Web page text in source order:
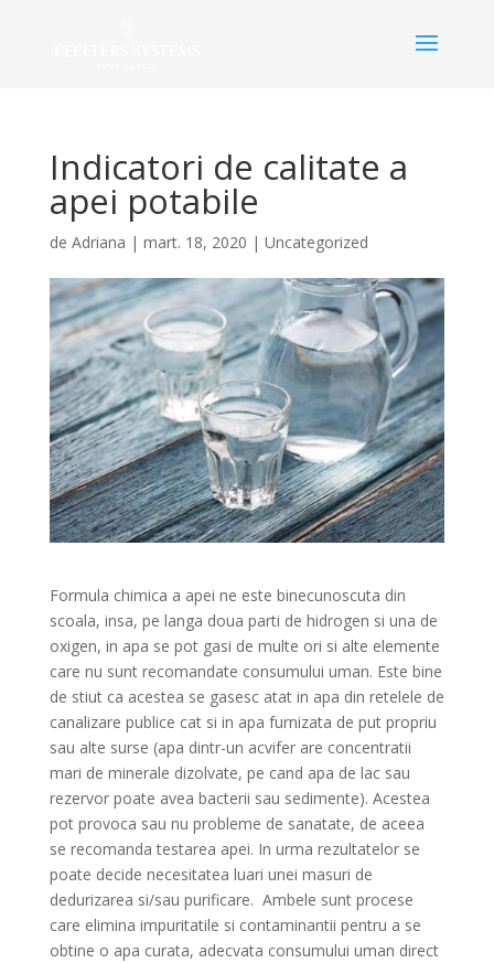
Indicatori de calitate a
apei potabile
de Adriana | mart. 18, 2020 | Uncategorized
Formula chimica a apei ne este binecunoscuta din
scoala, insa, pe langa doua parti de hidrogen si una de
oxigen, in apa se pot gasi de multe ori si alte elemente
care nu sunt recomandate consumului uman. Este bine
de stiut ca acestea se gasesc atat in apa din retelele de
canalizare publice cat si in apa furnizata de put propriu
sau alte surse (apa dintr-un acvifer are concentratii
mari de minerale dizolvate, pe cand apa de lac sau
rezervor poate avea bacterii sau sedimente). Acestea
pot provoca sau nu probleme de sanatate, de aceea
se recomanda testarea apei. In urma rezultatelor se
poate decide necesitatea luari unei masuri de
dedurizarea si/sau purificare. Ambele sunt procese
care elimina impuritatile si contaminantii pentru a se
obtine o apa curata, adecvata consumului uman direct